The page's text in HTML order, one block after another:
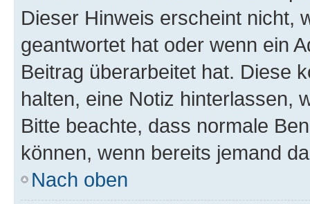
Dieser Hinweis erscheint nicht,
geantwortet hat oder wenn ein
Beitrag überarbeitet hat. Diese
halten, eine Notiz hinterlassen,
Bitte beachte, dass normale
können, wenn bereits jemand
Nach oben